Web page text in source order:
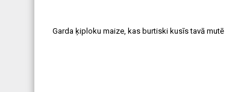
Garda ķiploku maize, kas burtiski kusīs tavā mutē